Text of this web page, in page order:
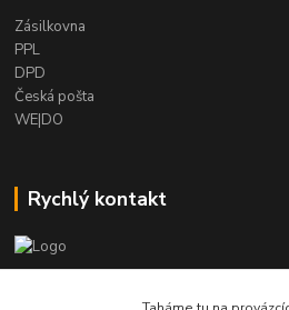
Zásilkovna
PPL
DPD
Česká pošta
WE|DO
Rychlý kontakt
info@armygalanterie.cz